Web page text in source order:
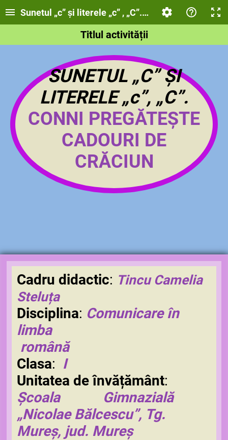
Sunetul „c” și literele „c” , „C”. Conni pregătește
Titlul activității
SUNETUL „C” ȘI
LITERELE „c”, „C”.
CONNI PREGĂTEȘTE
CADOURI DE
CRĂCIUN
Cadru didactic: Tincu Camelia
Steluța
Disciplina: Comunicare în
limba
română
Clasa: I
Unitatea de învățământ:
Școala Gimnazială
„Nicolae Bălcescu”, Tg.
Mureș, jud. Mureș